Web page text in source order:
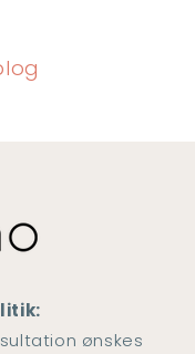
ønskes